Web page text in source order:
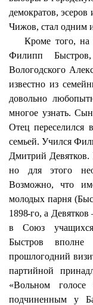
демократов,
Чижов, стал одним
Кроме того,
Филипп
Вологодского
известно из
довольно
многое узнать. Сын
Отец переселился
семьей. Учился
Дмитрий
но для этого
Возможно, что
молодых парня
1898-го, а
в Союз
Быстров
прошлогодний
партийной
«Вольном
подчиненным у